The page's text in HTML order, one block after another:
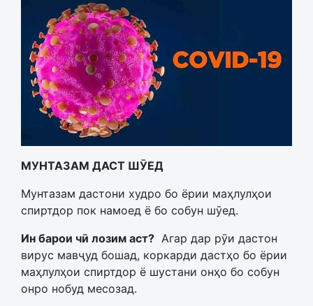
МУНТАЗАМ ДАСТ ШӮЕД
Мунтазам дастони худро бо ёрии маҳлулҳои
спиртдор пок намоед ё бо собун шӯед.
Ин барои чӣ лозим аст? Агар дар рӯи дастон
вирус мавҷуд бошад, коркарди дастҳо бо ёрии
маҳлулҳои спиртдор ё шустани онҳо бо собун
онро нобуд месозад.